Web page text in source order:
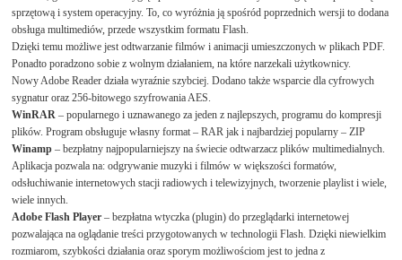
sprzętową i system operacyjny. To, co wyróżnia ją spośród poprzednich wersji to dodana
obsługa multimediów, przede wszystkim formatu Flash.
Dzięki temu możliwe jest odtwarzanie filmów i animacji umieszczonych w plikach PDF.
Ponadto poradzono sobie z wolnym działaniem, na które narzekali użytkownicy.
Nowy Adobe Reader działa wyraźnie szybciej. Dodano także wsparcie dla cyfrowych
sygnatur oraz 256-bitowego szyfrowania AES.
WinRAR – popularnego i uznawanego za jeden z najlepszych, programu do kompresji
plików. Program obsługuje własny format – RAR jak i najbardziej popularny – ZIP
Winamp – bezpłatny najpopularniejszy na świecie odtwarzacz plików multimedialnych.
Aplikacja pozwala na: odgrywanie muzyki i filmów w większości formatów,
odsłuchiwanie internetowych stacji radiowych i telewizyjnych, tworzenie playlist i wiele,
wiele innych.
Adobe Flash Player – bezpłatna wtyczka (plugin) do przeglądarki internetowej
pozwalająca na oglądanie treści przygotowanych w technologii Flash. Dzięki niewielkim
rozmiarom, szybkości działania oraz sporym możliwościom jest to jedna z